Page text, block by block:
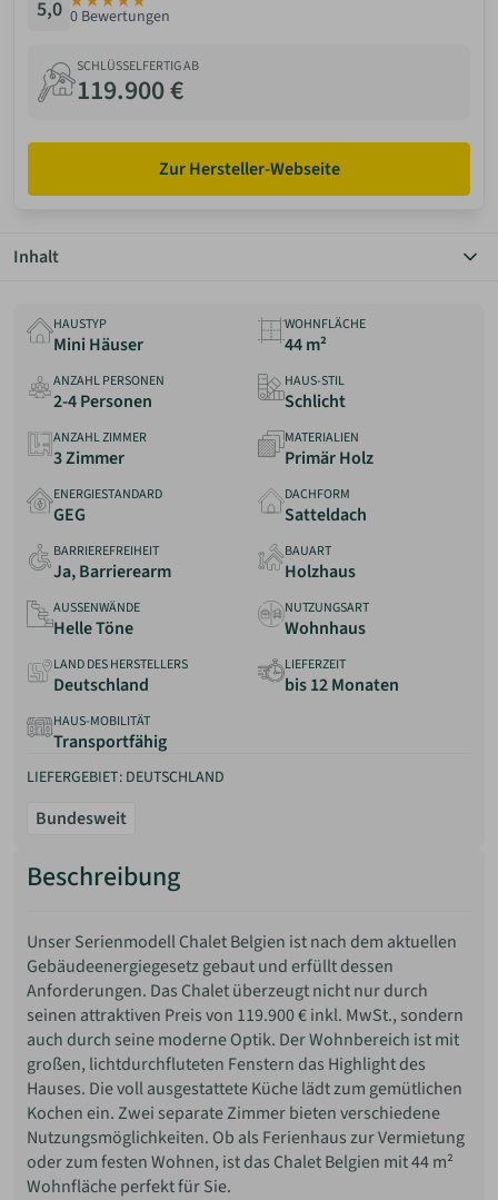
5,0 0 Bewertungen
SCHLÜSSELFERTIG AB
119.900 €
Zur Hersteller-Webseite
Inhalt
Grundriss
Details
Anbieter
Erfahrungen
HAUSTYP
Mini Häuser
WOHNFLÄCHE
44 m²
ANZAHL PERSONEN
2-4 Personen
HAUS-STIL
Schlicht
ANZAHL ZIMMER
3 Zimmer
MATERIALIEN
Primär Holz
ENERGIESTANDARD
GEG
DACHFORM
Satteldach
BARRIEREFREIHEIT
Ja, Barrierearm
BAUART
Holzhaus
AUSSENWÄNDE
Helle Töne
NUTZUNGSART
Wohnhaus
LAND DES HERSTELLERS
Deutschland
LIEFERZEIT
bis 12 Monaten
HAUS-MOBILITÄT
Transportfähig
LIEFERGEBIET: DEUTSCHLAND
Bundesweit
Beschreibung
Unser Serienmodell Chalet Belgien ist nach dem aktuellen
Gebäudeenergiegesetz gebaut und erfüllt dessen
Anforderungen. Das Chalet überzeugt nicht nur durch
seinen attraktiven Preis von 119.900 € inkl. MwSt., sondern
auch durch seine moderne Optik. Der Wohnbereich ist mit
großen, lichtdurchfluteten Fenstern das Highlight des
Hauses. Die voll ausgestattete Küche lädt zum gemütlichen
Kochen ein. Zwei separate Zimmer bieten verschiedene
Nutzungsmöglichkeiten. Ob als Ferienhaus zur Vermietung
oder zum festen Wohnen, ist das Chalet Belgien mit 44 m²
Wohnfläche perfekt für Sie.